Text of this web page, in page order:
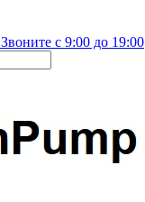
Звоните с 9:00 до 19:00